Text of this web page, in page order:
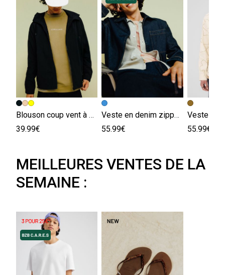
Blouson coup vent à capuche
39.99€
Veste en denim zippée
55.99€
55.99€
MEILLEURES VENTES DE LA
SEMAINE :